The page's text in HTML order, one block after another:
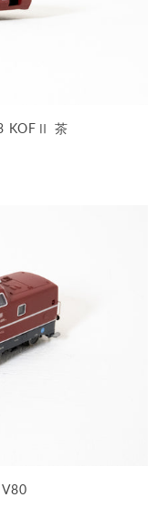
KOFⅡ 茶